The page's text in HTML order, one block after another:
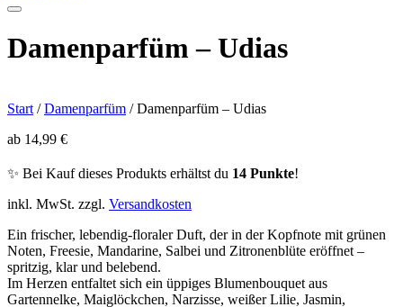
Damenparfüm – Udias
Start /Damenparfüm / Damenparfüm – Udias
ab 14,99 €
✨ Bei Kauf dieses Produkts erhältst du 14 Punkte!
inkl. MwSt. zzgl. Versandkosten
Ein frischer, lebendig-floraler Duft, der in der Kopfnote mit grünen
Noten, Freesie, Mandarine, Salbei und Zitronenblüte eröffnet –
spritzig, klar und belebend.
Im Herzen entfaltet sich ein üppiges Blumenbouquet aus
Gartennelke, Maiglöckchen, Narzisse, weißer Lilie, Jasmin,